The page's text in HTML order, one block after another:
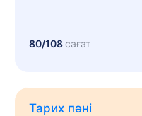
80/108сағат
Тарих пәні